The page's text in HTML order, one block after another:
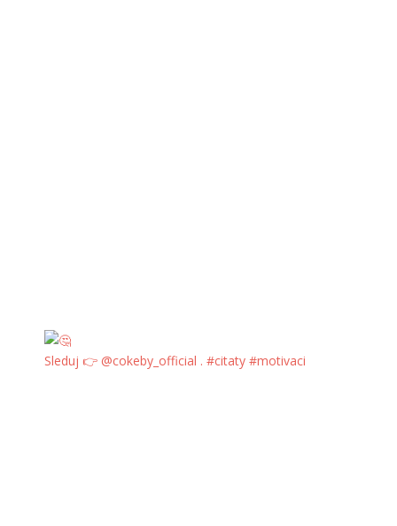
Sleduj 👉 @cokeby_official . #citaty #motivaci